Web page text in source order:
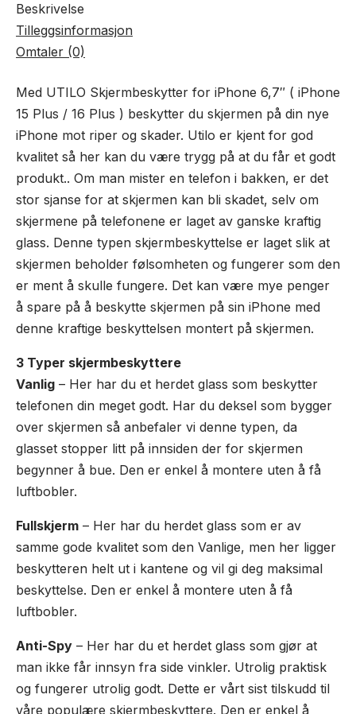
Beskrivelse
Tilleggsinformasjon
Omtaler (0)
Med UTILO Skjermbeskytter for iPhone 6,7″ ( iPhone
15 Plus / 16 Plus ) beskytter du skjermen på din nye
iPhone mot riper og skader. Utilo er kjent for god
kvalitet så her kan du være trygg på at du får et godt
produkt.. Om man mister en telefon i bakken, er det
stor sjanse for at skjermen kan bli skadet, selv om
skjermene på telefonene er laget av ganske kraftig
glass. Denne typen skjermbeskyttelse er laget slik at
skjermen beholder følsomheten og fungerer som den
er ment å skulle fungere. Det kan være mye penger
å spare på å beskytte skjermen på sin iPhone med
denne kraftige beskyttelsen montert på skjermen.
3 Typer skjermbeskyttere
Vanlig – Her har du et herdet glass som beskytter
telefonen din meget godt. Har du deksel som bygger
over skjermen så anbefaler vi denne typen, da
glasset stopper litt på innsiden der for skjermen
begynner å bue. Den er enkel å montere uten å få
luftbobler.
Fullskjerm – Her har du herdet glass som er av
samme gode kvalitet som den Vanlige, men her ligger
beskytteren helt ut i kantene og vil gi deg maksimal
beskyttelse. Den er enkel å montere uten å få
luftbobler.
Anti-Spy – Her har du et herdet glass som gjør at
man ikke får innsyn fra side vinkler. Utrolig praktisk
og fungerer utrolig godt. Dette er vårt sist tilskudd til
våre populære skjermbeskyttere. Den er enkel å